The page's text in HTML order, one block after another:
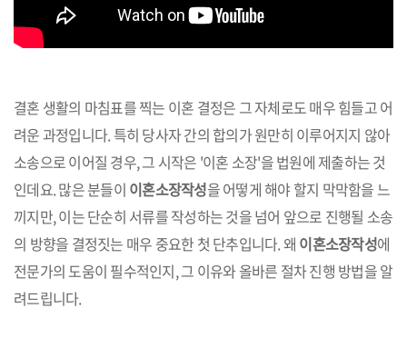
결혼 생활의 마침표를 찍는 이혼 결정은 그 자체로도 매우 힘들고 어
려운 과정입니다. 특히 당사자 간의 합의가 원만히 이루어지지 않아
소송으로 이어질 경우, 그 시작은 '이혼 소장'을 법원에 제출하는 것
인데요. 많은 분들이 이혼소장작성을 어떻게 해야 할지 막막함을 느
끼지만, 이는 단순히 서류를 작성하는 것을 넘어 앞으로 진행될 소송
의 방향을 결정짓는 매우 중요한 첫 단추입니다. 왜 이혼소장작성에
전문가의 도움이 필수적인지, 그 이유와 올바른 절차 진행 방법을 알
려드립니다.